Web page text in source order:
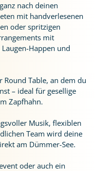
nach deinen
mit handverlesenen
oder spritzigen
mit
Happen und
Round Table, an dem du
– ideal für gesellige
Zapfhahn.
Musik, flexiblen
Team wird deine
am Dümmer-See.
oder auch ein